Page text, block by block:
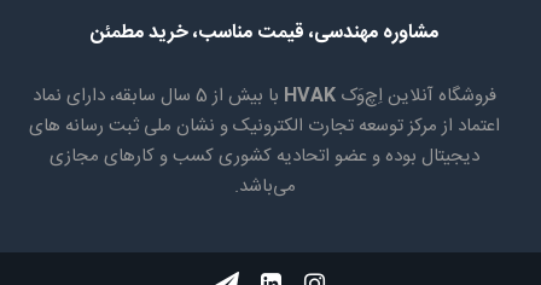
مشاوره مهندسی، قیمت مناسب، خرید مطمئن
فروشگاه آنلاین اِچ‌وَک HVAK
با بیش از 5 سال سابقه، دارای نماد
اعتماد از مرکز توسعه تجارت الکترونیک و نشان ملی ثبت رسانه های
دیجیتال بوده و عضو اتحادیه کشوری کسب و کارهای مجازی
می‌باشد.